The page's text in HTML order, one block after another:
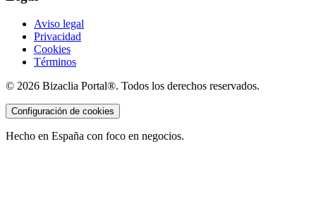
Aviso legal
Privacidad
Cookies
Términos
© 2026 Bizaclia Portal®. Todos los derechos reservados.
Configuración de cookies
Hecho en España con foco en negocios.